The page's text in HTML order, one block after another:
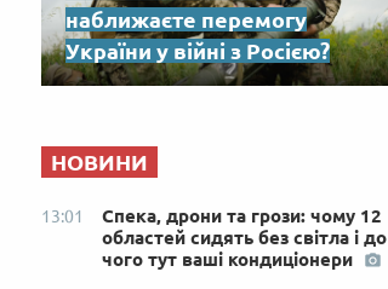
наближаєте перемогу
України у війні з Росією?
НОВИНИ
13:01
Спека, дрони та грози: чому 12
областей сидять без світла і до
чого тут ваші кондиціонери